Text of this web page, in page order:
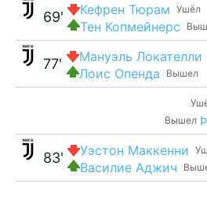
Ушёл
Кефрен Тюрам
Тен Копмейнерс
69'
Мануэль Локателли
Вышел
Лоис Опенда
77'
Вышел
Уэстон Маккенни
Василие Аджич
83'